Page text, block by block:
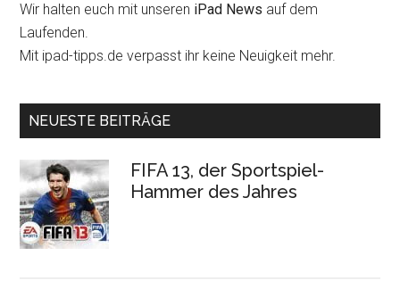
Wir halten euch mit unseren iPad News auf dem
Laufenden.
Mit ipad-tipps.de verpasst ihr keine Neuigkeit mehr.
NEUESTE BEITRÄGE
FIFA 13, der Sportspiel-
Hammer des Jahres